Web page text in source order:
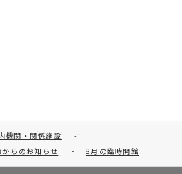
機関・関係施設
-
らのお知らせ - 8月の臨時開館